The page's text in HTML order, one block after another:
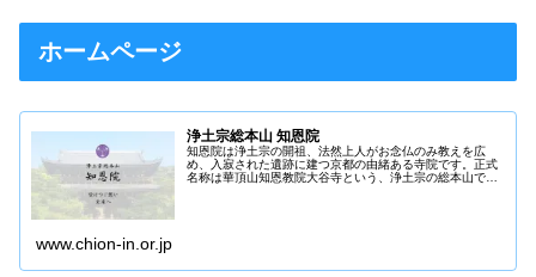
ホームページ
浄土宗総本山 知恩院
知恩院は浄土宗の開祖、法然上人がお念仏のみ教えを広
め、入寂された遺跡に建つ京都の由緒ある寺院です。正式
名称は華頂山知恩教院大谷寺という、浄土宗の総本山で
www.chion-in.or.jp